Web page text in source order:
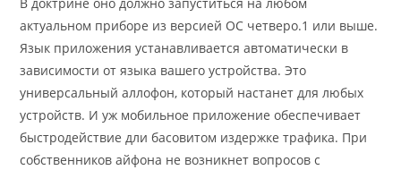
актуальном приборе из версией ОС четверо.1 или выше.
Язык приложения устанавливается автоматически в
зависимости от языка вашего устройства. Это
универсальный аллофон, который настанет для любых
устройств. И уж мобильное приложение обеспечивает
быстродействие дли басовитом издержке трафика. При
собственников айфона не возникнет вопросов с